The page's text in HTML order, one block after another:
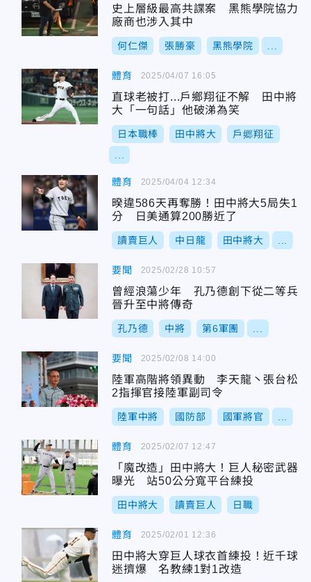
史上層級最高共諜案 黑熊學院協力
廠商也涉入其中
何仁傑 張勝豪 黑熊學院
體育
直球老被打...戶鄉翔征不解 田中將
大「一句話」他破涕為笑
日本職棒 田中將大 戶郷翔征
2025/04/07 16:05
體育
暌違586天再奪勝！田中將大5局失1
分 日美通算200勝近了
讀賣巨人 中日龍 田中將大
2025/04/04 12:34
要聞
曾經浪蕩少年 孔乃德創下從二等兵
晉升至中將傳奇
孔乃德 中將 第6軍團
2025/02/28 10:57
要聞
陸軍高階將領異動 李天龍丶張台松
2指揮官接陸軍副司令
陸軍中將 國防部 國軍將官
2025/02/08 14:00
體育
「魔改造」田中將大！巨人秘密武器
曝光 站50公分寬平台練投
田中將大 讀賣巨人 日職
2025/02/07 12:47
體育
田中將大穿巨人球衣首練投！近千球
迷擠爆 名教練1對1改造
2025/02/01 12:36